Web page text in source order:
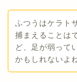
ふつうはケラト
捕まえることは
ど、足が弱って
かもしれないよ